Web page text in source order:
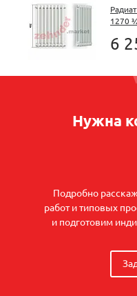
1270
6
Нужна
Подробно
работ и типовых
и подготовим